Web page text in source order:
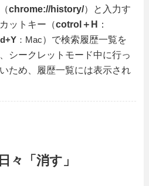
chrome://history/）と入力す
ットキー（cotrol＋H ：
：Mac）で検索履歴一覧を
シークレットモード中に行っ
ため、履歴一覧には表示され
々「消す」